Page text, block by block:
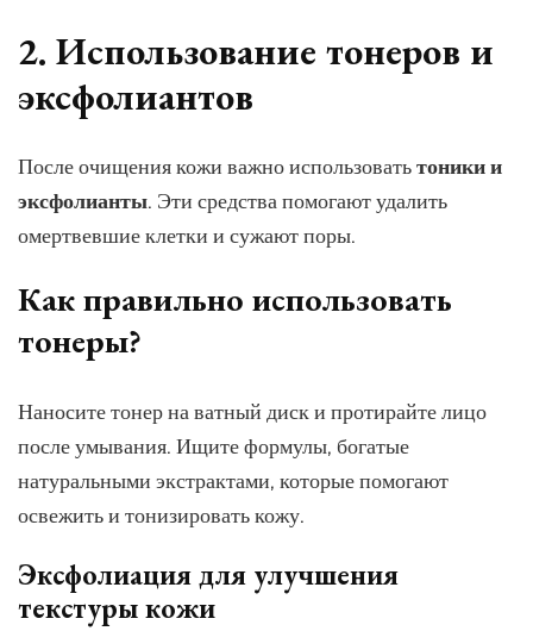
2. Использование тонеров и
эксфолиантов
После очищения кожи важно использоватьтоники и
эксфолианты. Эти средства помогают удалить
омертвевшие клетки и сужают поры.
Как правильно использовать
тонеры?
Наносите тонер на ватный диск и протирайте лицо
после умывания. Ищите формулы, богатые
натуральными экстрактами, которые помогают
освежить и тонизировать кожу.
Эксфолиация для улучшения
текстуры кожи